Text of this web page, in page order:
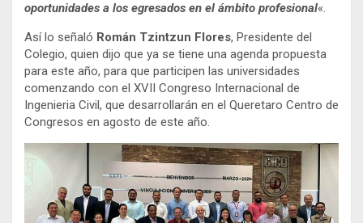
oportunidades a los egresados en el ámbito profesional«.
Así lo señaló Román Tzintzun Flores, Presidente del
Colegio, quien dijo que ya se tiene una agenda propuesta
para este año, para que participen las universidades
comenzando con el XVII Congreso Internacional de
Ingenieria Civil, que desarrollarán en el Queretaro Centro de
Congresos en agosto de este año.